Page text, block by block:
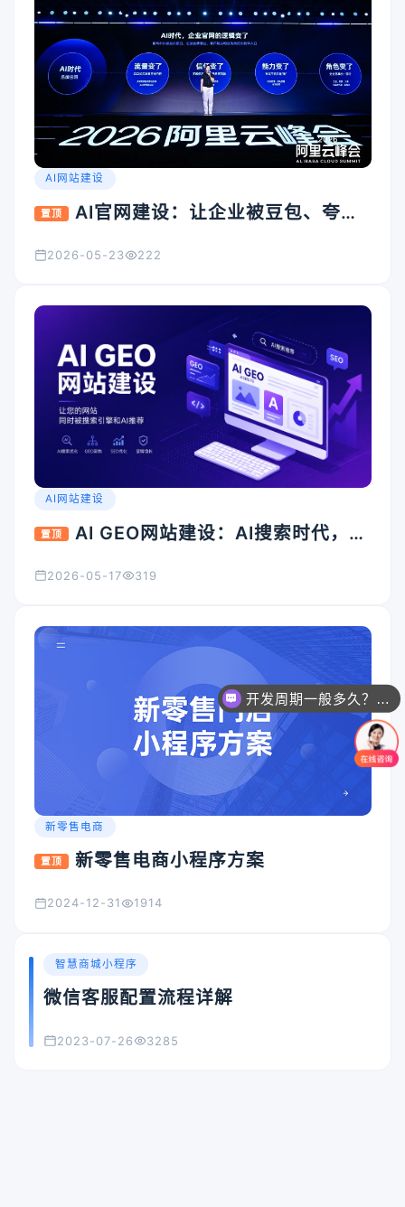
AI网站建设
置顶
AI官网建设：让企业被豆包、夸
2026-05-23 222
AI网站建设
置顶
AI GEO网站建设：AI搜索时代，企
2026-05-17 319
新零售电商
置顶 新零售电商小程序方案
2024-12-31 1914
智慧商城小程序
微信客服配置流程详解
2023-07-26 3285
开发周期一般多久？能否加急？